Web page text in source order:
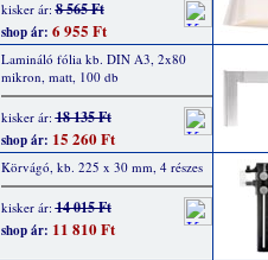
kisker ár:8 565 Ft
shop ár: 6 955 Ft
Lamináló fólia kb. DIN A3, 2x80
mikron, matt, 100 db
kisker ár:18 135 Ft
shop ár: 15 260 Ft
Körvágó, kb. 225 x 30 mm, 4 részes
kisker ár:14 015 Ft
shop ár: 11 810 Ft